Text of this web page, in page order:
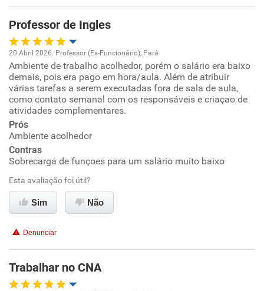
Benefícios
Recomenda esta empresa
Professor de Ingles
Oportunidade de promoção
Ambiente de trabalho
Conciliação com a vida familiar
Benefícios
Não recomenda esta empresa
20 Abril 2026. Professor (Ex-Funcionário), Pará
Ambiente de trabalho acolhedor, porém o salário era baixo
demais, pois era pago em hora/aula. Além de atribuir
várias tarefas a serem executadas fora de sala de aula,
como contato semanal com os responsáveis e criaçao de
atividades complementares.
Prós
Ambiente acolhedor
Contras
Sobrecarga de funçoes para um salário muito baixo
Esta avaliação foi útil?
Sim Não
Denunciar
Trabalhar no CNA